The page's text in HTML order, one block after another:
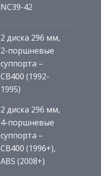
NC39-42
2 диска 296 мм,
2-поршневые
суппорта –
CB400 (1992-
1995)
2 диска 296 мм,
4-поршневые
суппорта –
CB400 (1996+),
ABS (2008+)